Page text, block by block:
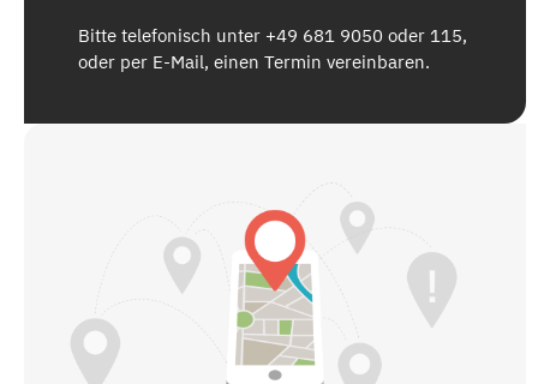
Bitte telefonisch unter +49 681 9050 oder 115,
oder per E-Mail, einen Termin vereinbaren.